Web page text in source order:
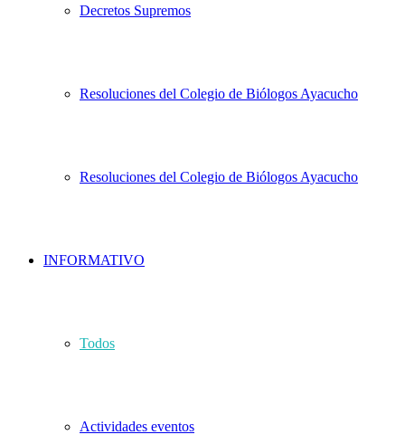
Decretos Supremos
Resoluciones del Colegio de Biólogos Ayacucho
Resoluciones del Colegio de Biólogos Ayacucho
INFORMATIVO
Todos
Actividades eventos